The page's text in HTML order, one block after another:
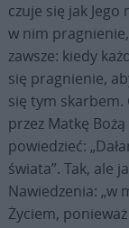
czuje się jak Jego
w nim
zawsze: kiedy
się pragnienie,
się tym skarbem.
przez Matkę
powiedzieć:
świata”. Tak, ale
Nawiedzenia: „w
Życiem,